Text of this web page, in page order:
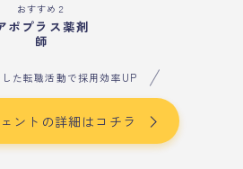
おすすめ２
ポプラス薬剤
師
た転職活動で採用効率UP
ントの詳細はコチラ